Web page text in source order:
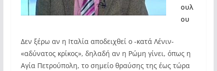
ουλ
ου
Δεν ξέρω αν η Ιταλία αποδειχθεί ο -κατά Λένιν-
«αδύνατος κρίκος», δηλαδή αν η Ρώμη γίνει, όπως η
Αγία Πετρούπολη, το σημείο θραύσης της έως τώρα